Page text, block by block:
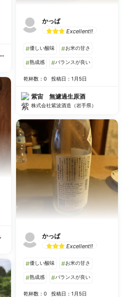
性にごり
かっぱ
Excellent!!
#優しい酸味 #お米の甘さ
#熟成感 #バランスが良い
乾杯数：0 投稿日：1月5日
紫宙 無濾過生原酒
株式会社紫波酒造（岩手県）
かっぱ
Excellent!!
#優しい酸味 #お米の甘さ
#熟成感 #バランスが良い
乾杯数：0 投稿日：1月5日